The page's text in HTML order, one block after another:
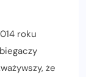
roku
że